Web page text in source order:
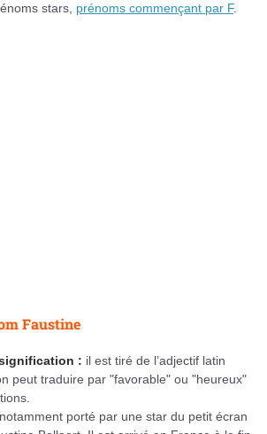
stars, prénoms commençant par F.
Faustine
: il est tiré de l’adjectif latin
peut traduire par "favorable" ou "heureux"
porté par une star du petit écran